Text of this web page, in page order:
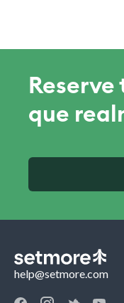
que
help@setmore.com